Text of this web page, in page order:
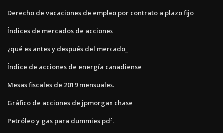
Derecho de vacaciones de empleo por contrato a plazo fijo
Índices de mercados de acciones
¿qué es antes y después del mercado_
Índice de acciones de energía canadiense
Mesas fiscales de 2019 mensuales.
Gráfico de acciones de jpmorgan chase
Petróleo y gas para dummies pdf.